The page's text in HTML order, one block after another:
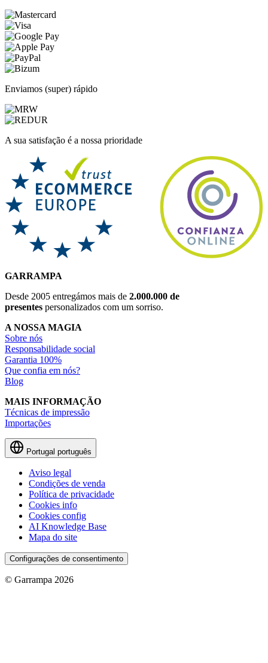
Enviamos (super) rápido
A sua satisfação é a nossa prioridade
GARRAMPA
Desde 2005 entregámos mais de 2.000.000 de
presentes personalizados com um sorriso.
A NOSSA MAGIA
Sobre nós
Responsabilidade social
Garantia 100%
Que confia em nós?
Blog
MAIS INFORMAÇÃO
Técnicas de impressão
Importações
Portugal português
Aviso legal
Condições de venda
Política de privacidade
Cookies info
Cookies config
AI Knowledge Base
Mapa do site
Configurações de consentimento
© Garrampa 2026